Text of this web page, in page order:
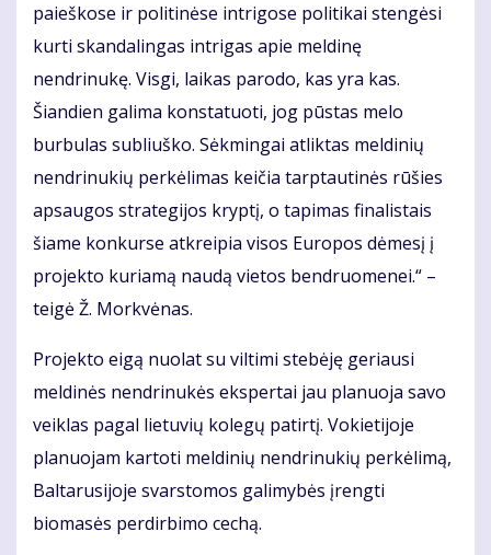
paieškose ir politinėse intrigose politikai stengėsi
kurti skandalingas intrigas apie meldinę
nendrinukę. Visgi, laikas parodo, kas yra kas.
Šiandien galima konstatuoti, jog pūstas melo
burbulas subliuško. Sėkmingai atliktas meldinių
nendrinukių perkėlimas keičia tarptautinės rūšies
apsaugos strategijos kryptį, o tapimas finalistais
šiame konkurse atkreipia visos Europos dėmesį į
projekto kuriamą naudą vietos bendruomenei.“ –
teigė Ž. Morkvėnas.
Projekto eigą nuolat su viltimi stebėję geriausi
meldinės nendrinukės ekspertai jau planuoja savo
veiklas pagal lietuvių kolegų patirtį. Vokietijoje
planuojam kartoti meldinių nendrinukių perkėlimą,
Baltarusijoje svarstomos galimybės įrengti
biomasės perdirbimo cechą.